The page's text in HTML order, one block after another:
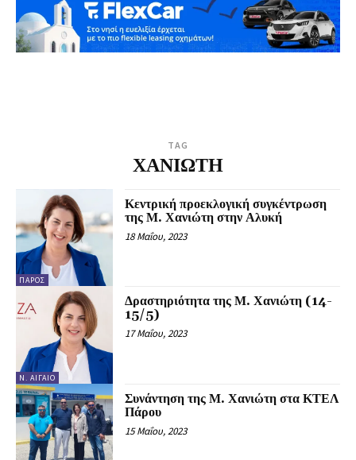
TAG
ΧΑΝΙΩΤΗ
ΠΆΡΟΣ
Κεντρική προεκλογική συγκέντρωση
της Μ. Χανιώτη στην Αλυκή
18 Μαΐου, 2023
Ν. ΑΙΓΑΊΟ
Δραστηριότητα της Μ. Χανιώτη (14-
15/5)
17 Μαΐου, 2023
Συνάντηση της Μ. Χανιώτη στα ΚΤΕΛ
Πάρου
15 Μαΐου, 2023